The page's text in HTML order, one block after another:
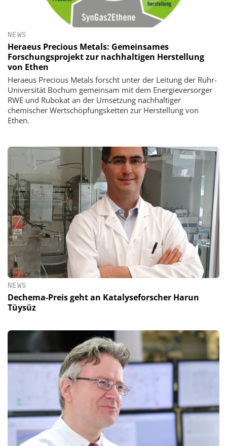
NEWS
Heraeus Precious Metals: Gemeinsames
Forschungsprojekt zur nachhaltigen Herstellung
von Ethen
Heraeus Precious Metals forscht unter der Leitung der Ruhr-
Universität Bochum gemeinsam mit dem Energieversorger
RWE und Rubokat an der Umsetzung nachhaltiger
chemischer Wertschöpfungsketten zur Herstellung von
Ethen.
NEWS
Dechema-Preis geht an Katalyseforscher Harun
Tüysüz